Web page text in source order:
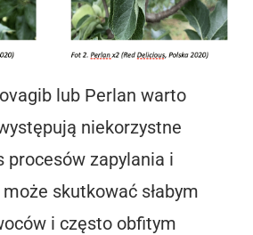
lub Perlan warto
niekorzystne
procesów zapylania i
skutkować słabym
i często obfitym